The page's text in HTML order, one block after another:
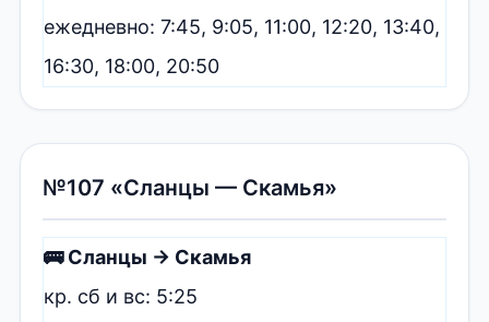
ежедневно: 7:45, 9:05, 11:00, 12:20, 13:40,
16:30, 18:00, 20:50
№107 «Сланцы — Скамья»
🚌 Сланцы → Скамья
кр. сб и вс: 5:25